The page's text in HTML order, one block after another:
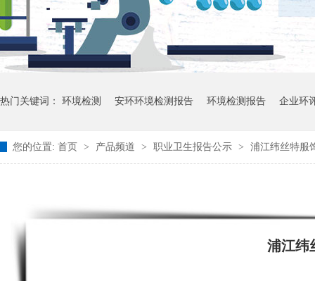
热门关键词： 环境检测 安环环境检测报告 环境检测报告 企业环
您的位置: 首页 > 产品频道 > 职业卫生报告公示 > 浦江纬丝特服
浦江纬